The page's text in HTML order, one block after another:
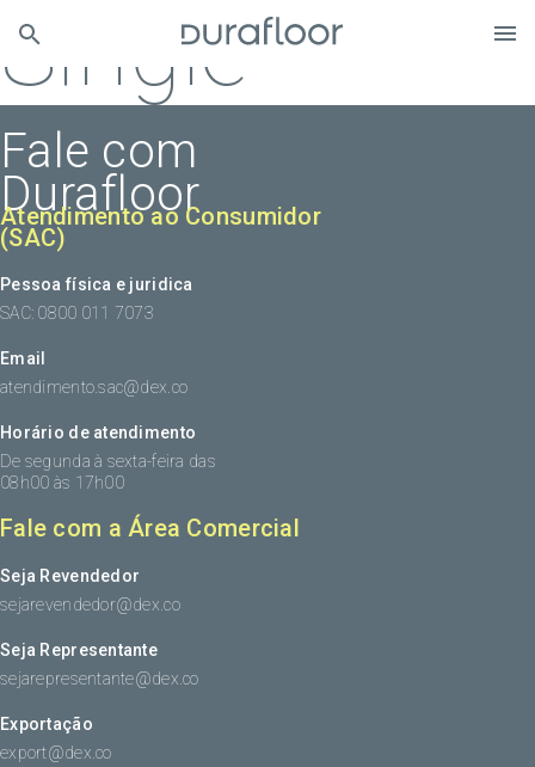
Single
Fale com
Durafloor
Atendimento ao Consumidor
(SAC)
Pessoa física e juridica
SAC: 0800 011 7073
Email
atendimento.sac@dex.co
Horário de atendimento
De segunda à sexta-feira das
08h00 às 17h00
Fale com a Área Comercial
Seja Revendedor
sejarevendedor@dex.co
Seja Representante
sejarepresentante@dex.co
Exportação
export@dex.co